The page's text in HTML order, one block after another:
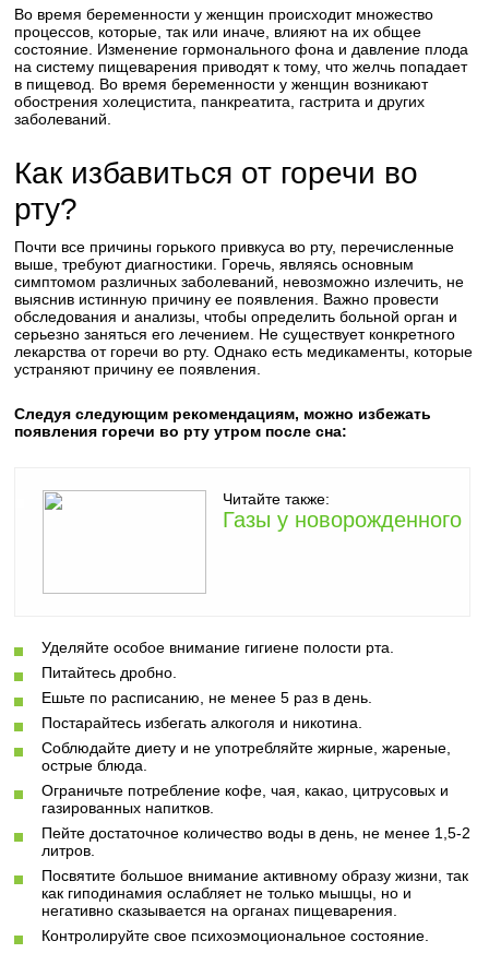
Во время беременности у женщин происходит множество
процессов, которые, так или иначе, влияют на их общее
состояние. Изменение гормонального фона и давление плода
на систему пищеварения приводят к тому, что желчь попадает
в пищевод. Во время беременности у женщин возникают
обострения холецистита, панкреатита, гастрита и других
заболеваний.
Как избавиться от горечи во
рту?
Почти все причины горького привкуса во рту, перечисленные
выше, требуют диагностики. Горечь, являясь основным
симптомом различных заболеваний, невозможно излечить, не
выяснив истинную причину ее появления. Важно провести
обследования и анализы, чтобы определить больной орган и
серьезно заняться его лечением. Не существует конкретного
лекарства от горечи во рту. Однако есть медикаменты, которые
устраняют причину ее появления.
Следуя следующим рекомендациям, можно избежать
появления горечи во рту утром после сна:
Читайте также:
Газы у новорожденного
Уделяйте особое внимание гигиене полости рта.
Питайтесь дробно.
Ешьте по расписанию, не менее 5 раз в день.
Постарайтесь избегать алкоголя и никотина.
Соблюдайте диету и не употребляйте жирные, жареные,
острые блюда.
Ограничьте потребление кофе, чая, какао, цитрусовых и
газированных напитков.
Пейте достаточное количество воды в день, не менее 1,5-2
литров.
Посвятите большое внимание активному образу жизни, так
как гиподинамия ослабляет не только мышцы, но и
негативно сказывается на органах пищеварения.
Контролируйте свое психоэмоциональное состояние.